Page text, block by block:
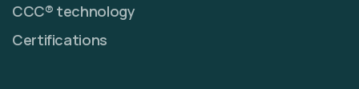
CCC® technology
Certifications